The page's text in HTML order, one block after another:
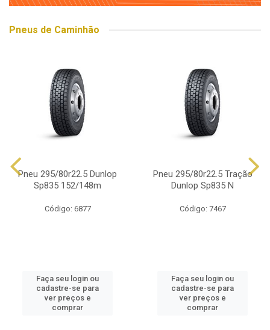
Pneus de Caminhão
Pneu 295/80r22.5 Dunlop
Sp835 152/148m
Código: 6877
Faça seu login ou
cadastre-se para
ver preços e
comprar
Pneu 295/80r22.5 Tração
Dunlop Sp835 N
Código: 7467
Faça seu login ou
cadastre-se para
ver preços e
comprar